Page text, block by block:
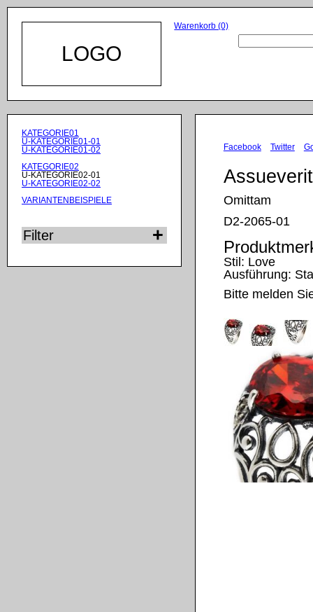
LOGO
Warenkorb (0)
Navigation
überspringen
KATEGORIE01
U-KATEGORIE01-01
U-KATEGORIE01-02
KATEGORIE02
U-KATEGORIE02-01
U-KATEGORIE02-02
VARIANTENBEISPIELE
Filter
Facebook Twitter
Omittam
D2-2065-01
Stil: Love
Ausführung:
Bitte melden